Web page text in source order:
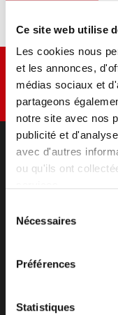
Ce site web utilise
Les cookies nous
et les annonces,
médias sociaux et
partageons
notre site avec nos
publicité et
avec d'autres
ou qu'ils ont
Nécessaires
Préférences
Statistiques
PRODUITS
Démarrage &
(Semi-) Traction &
Lithium
CONTACT